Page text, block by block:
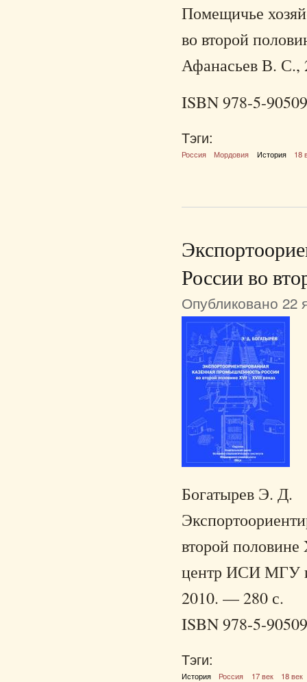
Помещичье
во второй
Афанасьев В. С.,
ISBN 978-5-
Тэги:
Россия Мордовия История 18
России во
Опубликовано 22
Богатырев Э. Д.
второй
центр ИСИ МГУ
2010. — 280 с.
ISBN 978-5-
Тэги:
История Россия 17 век 18 век